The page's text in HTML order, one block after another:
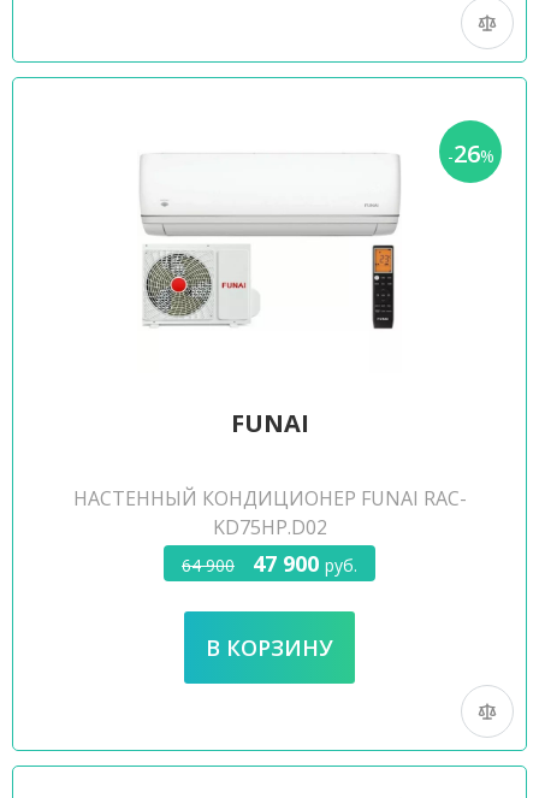
-26%
FUNAI
НАСТЕННЫЙ КОНДИЦИОНЕР FUNAI RAC-
KD75HP.D02
64 900 47 900 руб.